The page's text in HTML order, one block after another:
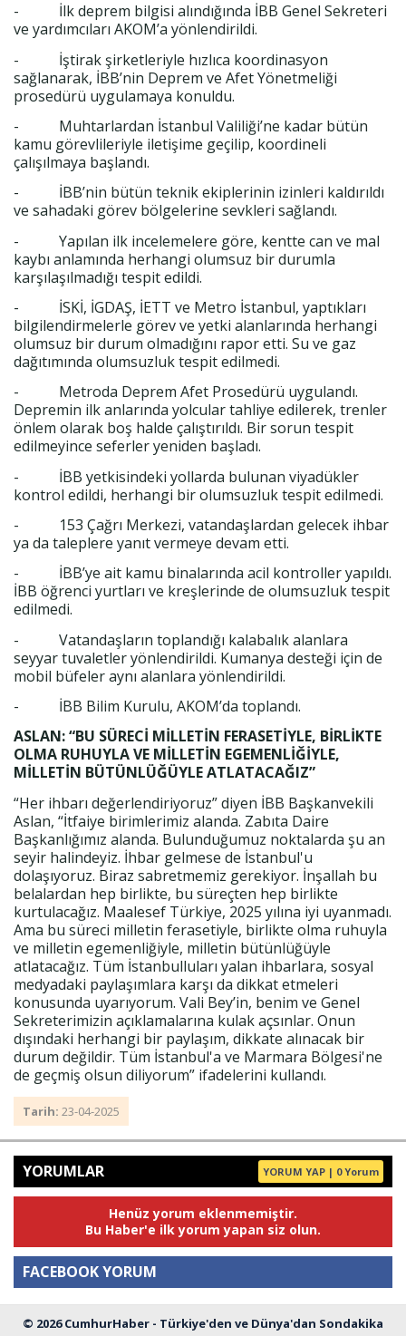
- İlk deprem bilgisi alındığında İBB Genel Sekreteri
ve yardımcıları AKOM’a yönlendirildi.
- İştirak şirketleriyle hızlıca koordinasyon
sağlanarak, İBB’nin Deprem ve Afet Yönetmeliği
prosedürü uygulamaya konuldu.
- Muhtarlardan İstanbul Valiliği’ne kadar bütün
kamu görevlileriyle iletişime geçilip, koordineli
çalışılmaya başlandı.
- İBB’nin bütün teknik ekiplerinin izinleri kaldırıldı
ve sahadaki görev bölgelerine sevkleri sağlandı.
- Yapılan ilk incelemelere göre, kentte can ve mal
kaybı anlamında herhangi olumsuz bir durumla
karşılaşılmadığı tespit edildi.
- İSKİ, İGDAŞ, İETT ve Metro İstanbul, yaptıkları
bilgilendirmelerle görev ve yetki alanlarında herhangi
olumsuz bir durum olmadığını rapor etti. Su ve gaz
dağıtımında olumsuzluk tespit edilmedi.
- Metroda Deprem Afet Prosedürü uygulandı.
Depremin ilk anlarında yolcular tahliye edilerek, trenler
önlem olarak boş halde çalıştırıldı. Bir sorun tespit
edilmeyince seferler yeniden başladı.
- İBB yetkisindeki yollarda bulunan viyadükler
kontrol edildi, herhangi bir olumsuzluk tespit edilmedi.
- 153 Çağrı Merkezi, vatandaşlardan gelecek ihbar
ya da taleplere yanıt vermeye devam etti.
- İBB’ye ait kamu binalarında acil kontroller yapıldı.
İBB öğrenci yurtları ve kreşlerinde de olumsuzluk tespit
edilmedi.
- Vatandaşların toplandığı kalabalık alanlara
seyyar tuvaletler yönlendirildi. Kumanya desteği için de
mobil büfeler aynı alanlara yönlendirildi.
- İBB Bilim Kurulu, AKOM’da toplandı.
ASLAN: “BU SÜRECİ MİLLETİN FERASETİYLE, BİRLİKTE
OLMA RUHUYLA VE MİLLETİN EGEMENLİĞİYLE,
MİLLETİN BÜTÜNLÜĞÜYLE ATLATACAĞIZ”
“Her ihbarı değerlendiriyoruz” diyen İBB Başkanvekili
Aslan, “İtfaiye birimlerimiz alanda. Zabıta Daire
Başkanlığımız alanda. Bulunduğumuz noktalarda şu an
seyir halindeyiz. İhbar gelmese de İstanbul'u
dolaşıyoruz. Biraz sabretmemiz gerekiyor. İnşallah bu
belalardan hep birlikte, bu süreçten hep birlikte
kurtulacağız. Maalesef Türkiye, 2025 yılına iyi uyanmadı.
Ama bu süreci milletin ferasetiyle, birlikte olma ruhuyla
ve milletin egemenliğiyle, milletin bütünlüğüyle
atlatacağız. Tüm İstanbulluları yalan ihbarlara, sosyal
medyadaki paylaşımlara karşı da dikkat etmeleri
konusunda uyarıyorum. Vali Bey’in, benim ve Genel
Sekreterimizin açıklamalarına kulak açsınlar. Onun
dışındaki herhangi bir paylaşım, dikkate alınacak bir
durum değildir. Tüm İstanbul'a ve Marmara Bölgesi'ne
de geçmiş olsun diliyorum” ifadelerini kullandı.
Tarih: 23-04-2025
YORUMLAR YORUM YAP | 0 Yorum
Henüz yorum eklenmemiştir.
Bu Haber'e ilk yorum yapan siz olun.
FACEBOOK YORUM
Yorum
© 2026 CumhurHaber - Türkiye'den ve Dünya'dan Sondakika